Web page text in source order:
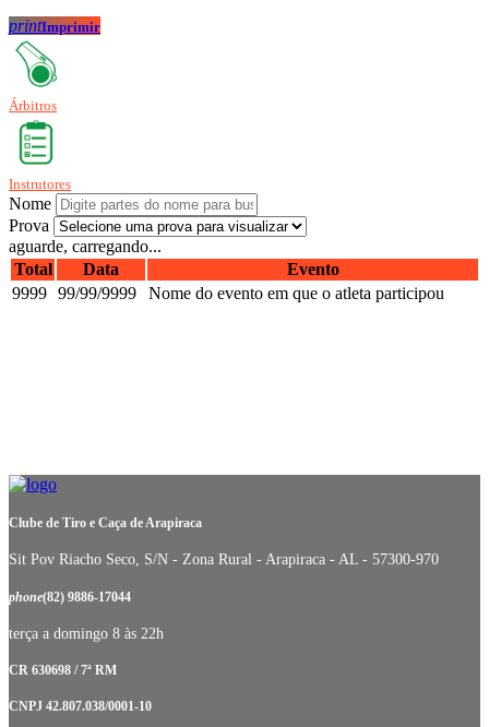
printImprimir
Árbitros
Instrutores
Nome
Prova
aguarde, carregando...
Total
Data
Evento
9999 99/99/9999 Nome do evento em que o atleta participou
Clube de Tiro e Caça de Arapiraca
Sit Pov Riacho Seco, S/N - Zona Rural - Arapiraca - AL - 57300-970
phone(82) 9886-17044
terça a domingo 8 às 22h
CR 630698 / 7ª RM
CNPJ 42.807.038/0001-10